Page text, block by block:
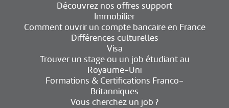
Découvrez nos offres support
Immobilier
Comment ouvrir un compte bancaire en France
Différences culturelles
Visa
Trouver un stage ou un job étudiant au
Royaume-Uni
Formations & Certifications Franco-
Britanniques
Vous cherchez un job ?